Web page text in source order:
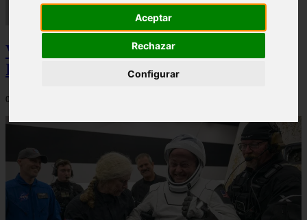
Aceptar
Rechazar
Configurar
Video Advertencias desde la cúspide de la
IA: Hinton y el posible colapso social
06/03/2026